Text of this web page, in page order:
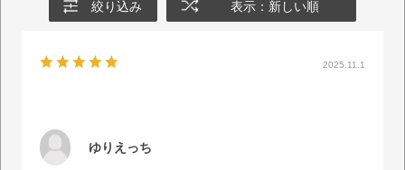
絞り込み 表示：新しい順
2025.11.1
ゆりえっち